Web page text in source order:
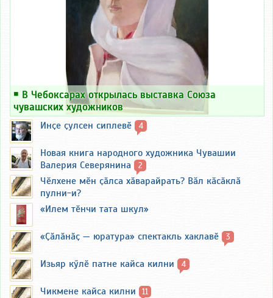
￭ В Чебоксарах открылась выставка Союза
чувашских художников
Инҫе ҫулсен сиплевӗ 4
Новая книга народного художника Чувашии
Валерия Северянина
2
Чӗлхене мӗн ҫӑлса хӑварайрать? Вӑл кӑсӑклӑ
пулни-и?
«Илем тӗнчи тата шкул»
«Ҫӑлӑнӑҫ — юратура» спектакль хаклавӗ 3
Изьяр кӳлӗ патне кайса килни 4
Чикмене кайса килни 11